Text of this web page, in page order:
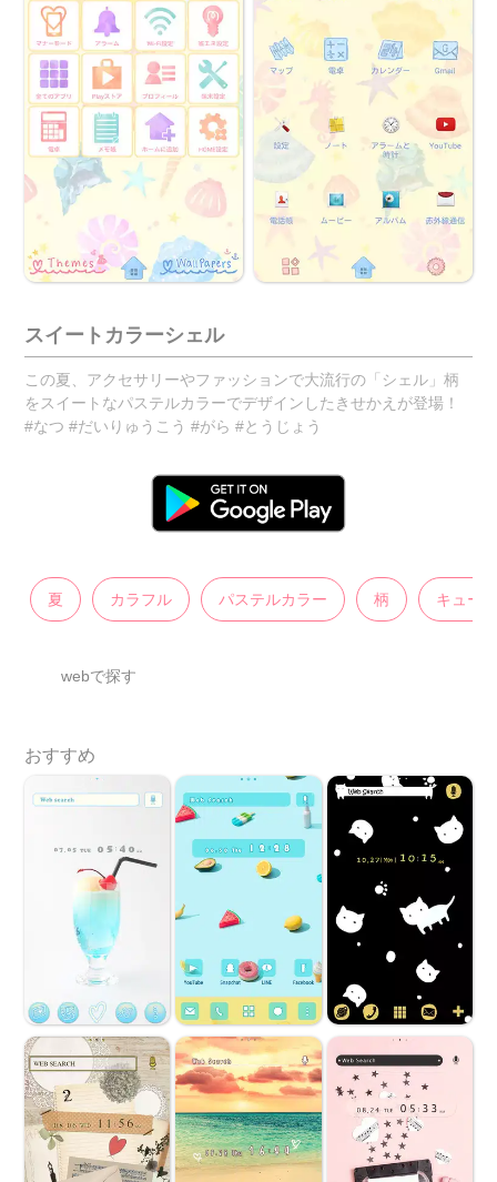
スイートカラーシェル
この夏、アクセサリーやファッションで大流行の「シェル」柄
をスイートなパステルカラーでデザインしたきせかえが登場！
#なつ #だいりゅうこう #がら #とうじょう
夏 カラフル パステルカラー 柄 キュー
webで探す
おすすめ